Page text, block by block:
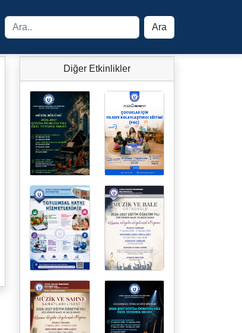
Ara
Diğer Etkinlikler